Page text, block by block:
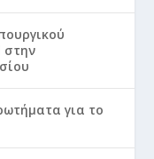
στην
για το